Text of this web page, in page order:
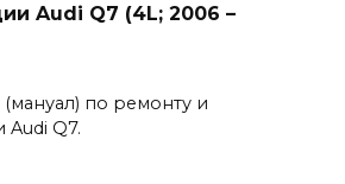
Audi Q7 (4L; 2006 –
по ремонту и
Audi Q7.